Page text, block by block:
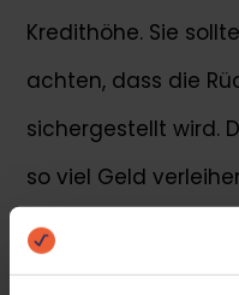
Kredithöhe. Sie
achten, dass die
sichergestellt wird.
so viel Geld
auch in einem
zahlen kann.